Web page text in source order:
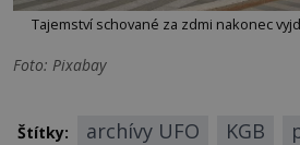
Tajemství schované za zdmi nakonec
Foto: Pixabay
Štítky: archívy UFO KGB